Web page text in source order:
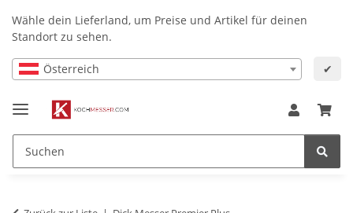
Wähle dein Lieferland, um Preise und Artikel für deinen
Standort zu sehen.
Österreich ✔